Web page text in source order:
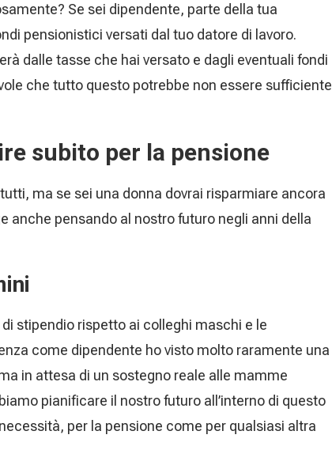
Se sei dipendente, parte della tua
pensionistici versati dal tuo datore di lavoro.
dalle tasse che hai versato e dagli eventuali fondi
che tutto questo potrebbe non essere sufficiente
subito per la pensione
ma se sei una donna dovrai risparmiare ancora
anche pensando al nostro futuro negli anni della
stipendio rispetto ai colleghi maschi e le
come dipendente ho visto molto raramente una
in attesa di un sostegno reale alle mamme
pianificare il nostro futuro all’interno di questo
per la pensione come per qualsiasi altra